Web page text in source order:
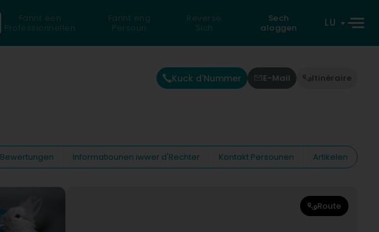
Fannt een
Professionnellen
Fannt eng
Persoun
Reverse
Sich
Sech
aloggen
LU
Kuck d'Nummer E-Mail Itinéraire
Bewertungen Informatiounen iwwer d'Rechter Kontakt Persounen Artikelen
Route